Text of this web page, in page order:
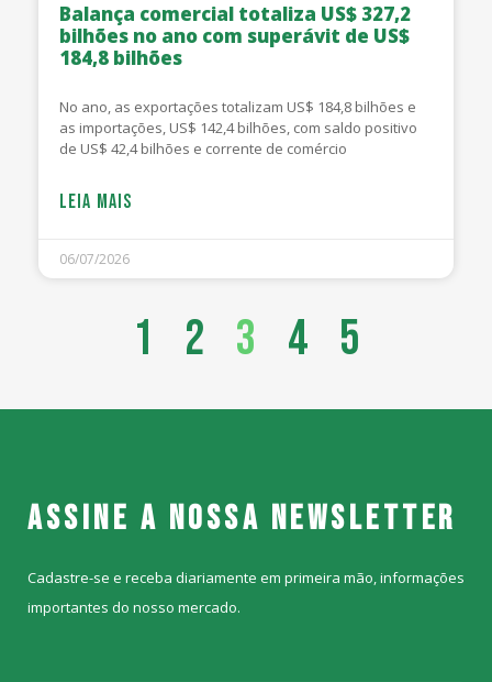
Balança comercial totaliza US$ 327,2
bilhões no ano com superávit de US$
184,8 bilhões
No ano, as exportações totalizam US$ 184,8 bilhões e
as importações, US$ 142,4 bilhões, com saldo positivo
de US$ 42,4 bilhões e corrente de comércio
LEIA MAIS
06/07/2026
1 2 3 4 5
Assine a nossa Newsletter
Cadastre-se e receba diariamente em primeira mão, informações
importantes do nosso mercado.